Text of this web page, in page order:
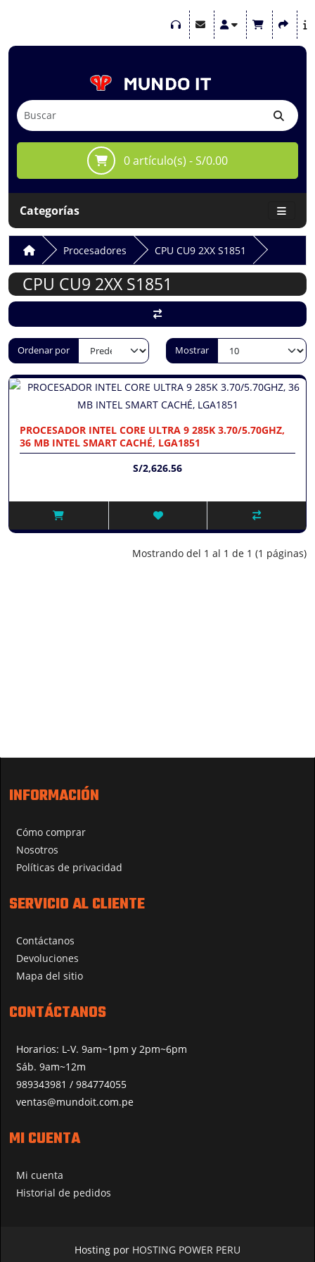
0 artículo(s) - S/0.00
Categorías
Procesadores CPU CU9 2XX S1851
CPU CU9 2XX S1851
Ordenar por Mostrar
PROCESADOR INTEL CORE ULTRA 9 285K 3.70/5.70GHZ,
36 MB INTEL SMART CACHÉ, LGA1851
S/2,626.56
Mostrando del 1 al 1 de 1 (1 páginas)
INFORMACIÓN
Cómo comprar
Nosotros
Políticas de privacidad
SERVICIO AL CLIENTE
Contáctanos
Devoluciones
Mapa del sitio
CONTÁCTANOS
Horarios: L-V. 9am~1pm y 2pm~6pm
Sáb. 9am~12m
989343981 / 984774055
ventas@mundoit.com.pe
MI CUENTA
Mi cuenta
Historial de pedidos
Hosting por HOSTING POWER PERU